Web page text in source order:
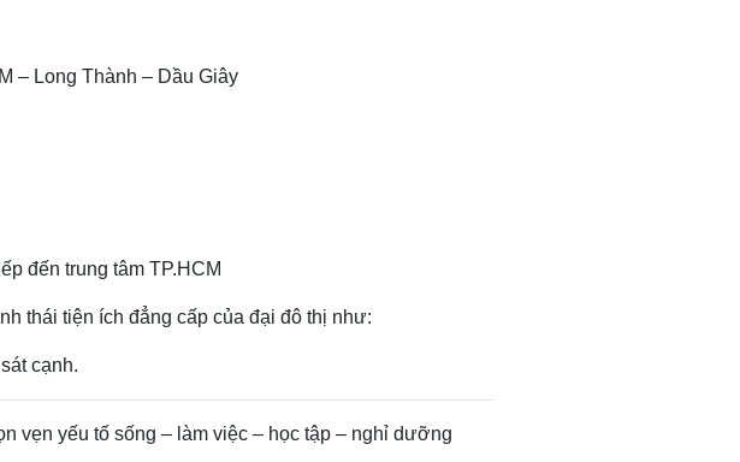
– Long Thành – Dầu Giây
đến trung tâm TP.HCM
thái tiện ích đẳng cấp của đại đô thị như:
cạnh.
vẹn yếu tố sống – làm việc – học tập – nghỉ dưỡng